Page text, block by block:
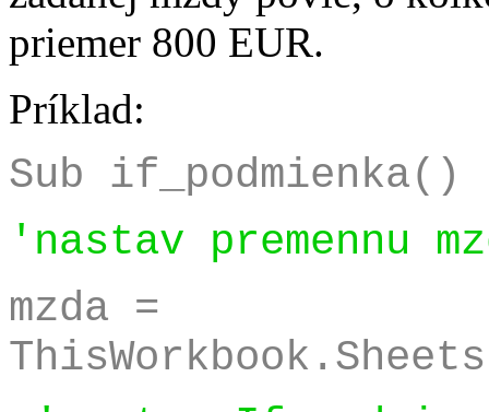
priemer 800 EUR.
Príklad:
Sub if_podmienka()
'nastav premennu
mzda =